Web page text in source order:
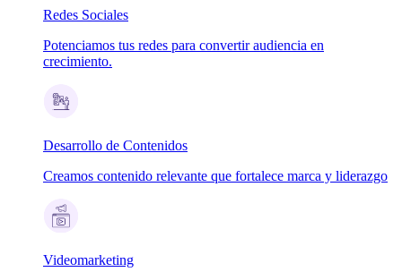
Redes Sociales
Potenciamos tus redes para convertir audiencia en
crecimiento.
Desarrollo de Contenidos
Creamos contenido relevante que fortalece marca y liderazgo
Videomarketing